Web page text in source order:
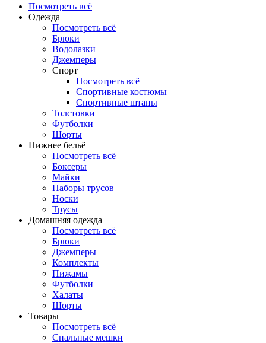
Посмотреть всё
Одежда
Посмотреть всё
Брюки
Водолазки
Джемперы
Спорт
Посмотреть всё
Спортивные костюмы
Спортивные штаны
Толстовки
Футболки
Шорты
Нижнее бельё
Посмотреть всё
Боксеры
Майки
Наборы трусов
Носки
Трусы
Домашняя одежда
Посмотреть всё
Брюки
Джемперы
Комплекты
Пижамы
Футболки
Халаты
Шорты
Товары
Посмотреть всё
Спальные мешки